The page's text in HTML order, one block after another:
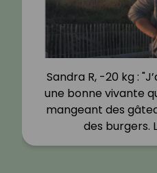
Sandra R, -20 kg :
une bonne vivante
mangeant des
des burgers.